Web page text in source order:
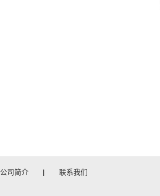
公司简介 | 联系我们